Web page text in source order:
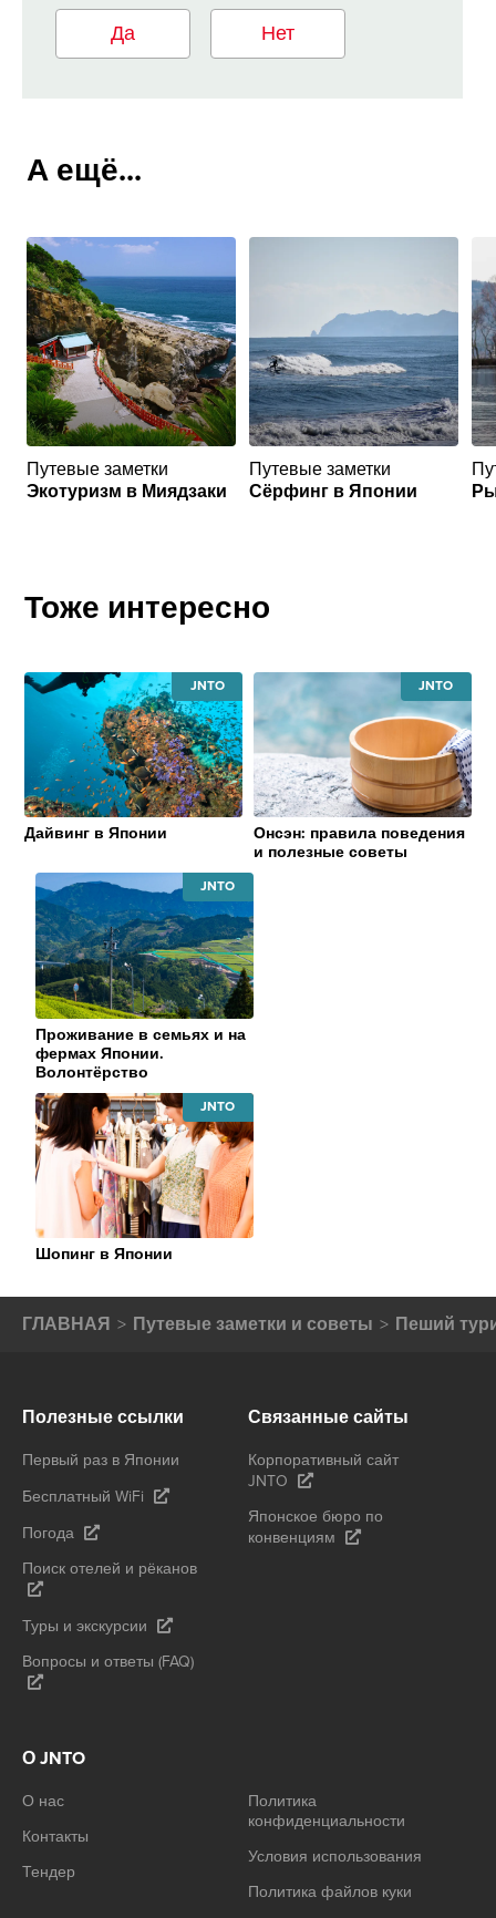
Да Нет
А ещё...
Путевые заметки
Экотуризм в Миядзаки
Путевые заметки
Сёрфинг в Японии
Тоже интересно
Дайвинг в Японии
JAPAN
NATIONAL
TOURISM
ORGANIZATION
Онсэн: правила поведения
и полезные советы
JAPAN
NATIONAL
TOURISM
Проживание в семьях и на
фермах Японии.
Волонтёрство
JAPAN
NATIONAL
TOURISM
ORGANIZATION
Шопинг в Японии
JAPAN
NATIONAL
TOURISM
ORGANIZATION
ГЛАВНАЯ Путевые заметки и советы Пеший
Полезные ссылки
Первый раз в Японии
Бесплатный WiFi
Погода
Поиск отелей и рёканов
Туры и экскурсии
Вопросы и ответы (FAQ)
Связанные сайты
Корпоративный сайт
JNTO
Японское бюро по
конвенциям
О JNTO
О нас
Контакты
Тендер
Политика
конфиденциальности
Условия использования
Политика файлов куки